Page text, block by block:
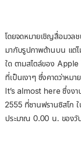
โดยจดหมายเชิญสื่อมวล
มากับรูปภาพด้านบน แต่ไ
ใด ตามสไตล์ของ Apple
ที่เป็นเงาๆ ซึ่งคาดว่าหม
It’s almost here ซึ่งง
2555 ที่ซานฟรานซิสโก ใ
ประมาณ 0.00 น. ของวั